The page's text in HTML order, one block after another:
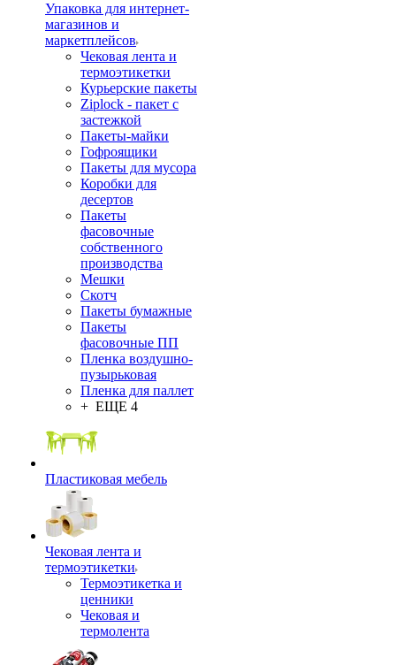
Упаковка для интернет-
магазинов и
маркетплейсов
Чековая лента и
термоэтикетки
Курьерские пакеты
Ziplock - пакет с
застежкой
Пакеты-майки
Гофроящики
Пакеты для мусора
Коробки для
десертов
Пакеты
фасовочные
собственного
производства
Мешки
Скотч
Пакеты бумажные
Пакеты
фасовочные ПП
Пленка воздушно-
пузырьковая
Пленка для паллет
+ ЕЩЕ 4
Пластиковая мебель
Чековая лента и
термоэтикетки
Термоэтикетка и
ценники
Чековая и
термолента